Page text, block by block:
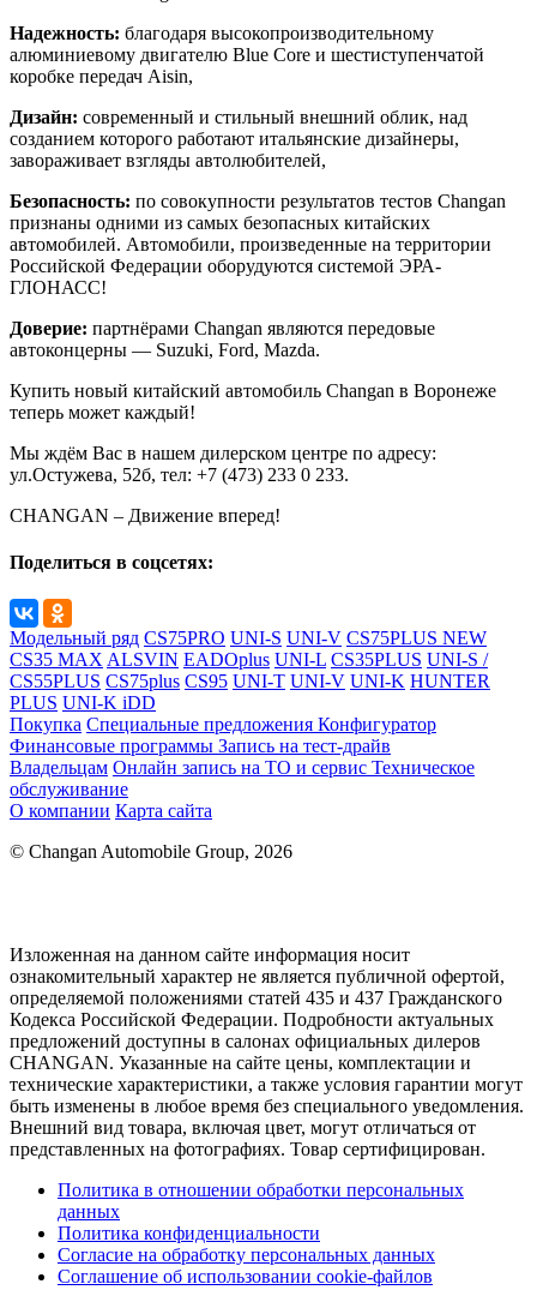
Надежность: благодаря высокопроизводительному
алюминиевому двигателю Blue Core и шестиступенчатой
коробке передач Aisin,
Дизайн: современный и стильный внешний облик, над
созданием которого работают итальянские дизайнеры,
завораживает взгляды автолюбителей,
Безопасность: по совокупности результатов тестов Changan
признаны одними из самых безопасных китайских
автомобилей. Автомобили, произведенные на территории
Российской Федерации оборудуются системой ЭРА-
ГЛОНАСС!
Доверие: партнёрами Changan являются передовые
автоконцерны — Suzuki, Ford, Mazda.
Купить новый китайский автомобиль Сhangan в Воронеже
теперь может каждый!
Мы ждём Вас в нашем дилерском центре по адресу:
ул.Остужева, 52б, тел: +7 (473) 233 0 233.
СHANGAN – Движение вперед!
Поделиться в соцсетях:
Модельный ряд CS75PRO UNI-S UNI-V CS75PLUS NEW
CS35 MAX ALSVIN EADOplus UNI-L CS35PLUS UNI-S /
CS55PLUS CS75plus CS95 UNI-T UNI-V UNI-K HUNTER
PLUS UNI-K iDD
Покупка Специальные предложения Конфигуратор
Финансовые программы Запись на тест-драйв
Владельцам Онлайн запись на ТО и сервис Техническое
обслуживание
О компании Карта сайта
© Changan Automobile Group, 2026
Изложенная на данном сайте информация носит
ознакомительный характер не является публичной офертой,
определяемой положениями статей 435 и 437 Гражданского
Кодекса Российской Федерации. Подробности актуальных
предложений доступны в салонах официальных дилеров
CHANGAN. Указанные на сайте цены, комплектации и
технические характеристики, а также условия гарантии могут
быть изменены в любое время без специального уведомления.
Внешний вид товара, включая цвет, могут отличаться от
представленных на фотографиях. Товар сертифицирован.
Политика в отношении обработки персональных
данных
Политика конфиденциальности
Согласие на обработку персональных данных
Соглашение об использовании cookie-файлов